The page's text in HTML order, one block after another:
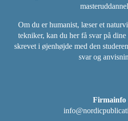
Om du er humanist, læser et
tekniker, kan du her få svar på
skrevet i øjenhøjde med den
svar og
Firmainfo